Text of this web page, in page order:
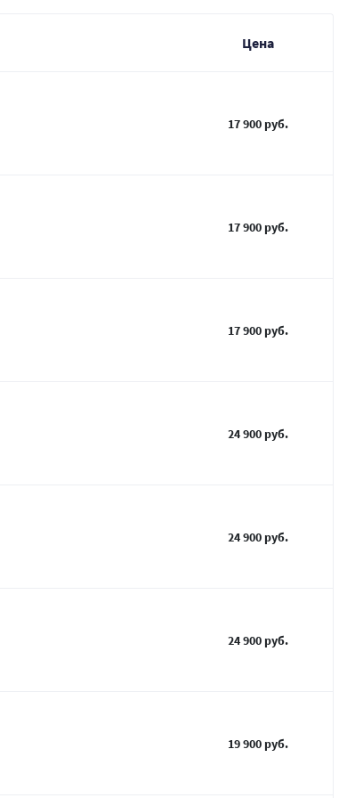
Цена
17 900 руб.
17 900 руб.
17 900 руб.
24 900 руб.
24 900 руб.
24 900 руб.
19 900 руб.